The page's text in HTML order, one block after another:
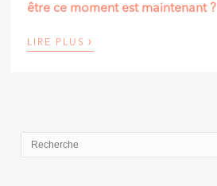
être ce moment est maintenant ?
LIRE PLUS ›